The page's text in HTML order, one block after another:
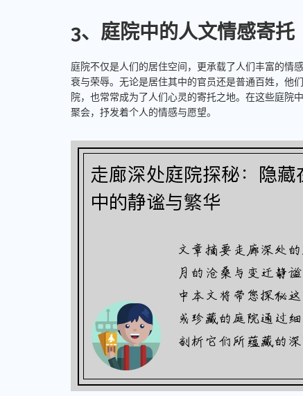
3、庭院中的人文情感寄托
庭院不仅是人们的居住空间，更承载了人们丰富的情
衰与荣辱。无论是居住其中的官员还是普通百姓，他
院，也常常成为了人们心灵的寄托之地。在这些庭院
聚会，抒发着个人的情感与愿望。